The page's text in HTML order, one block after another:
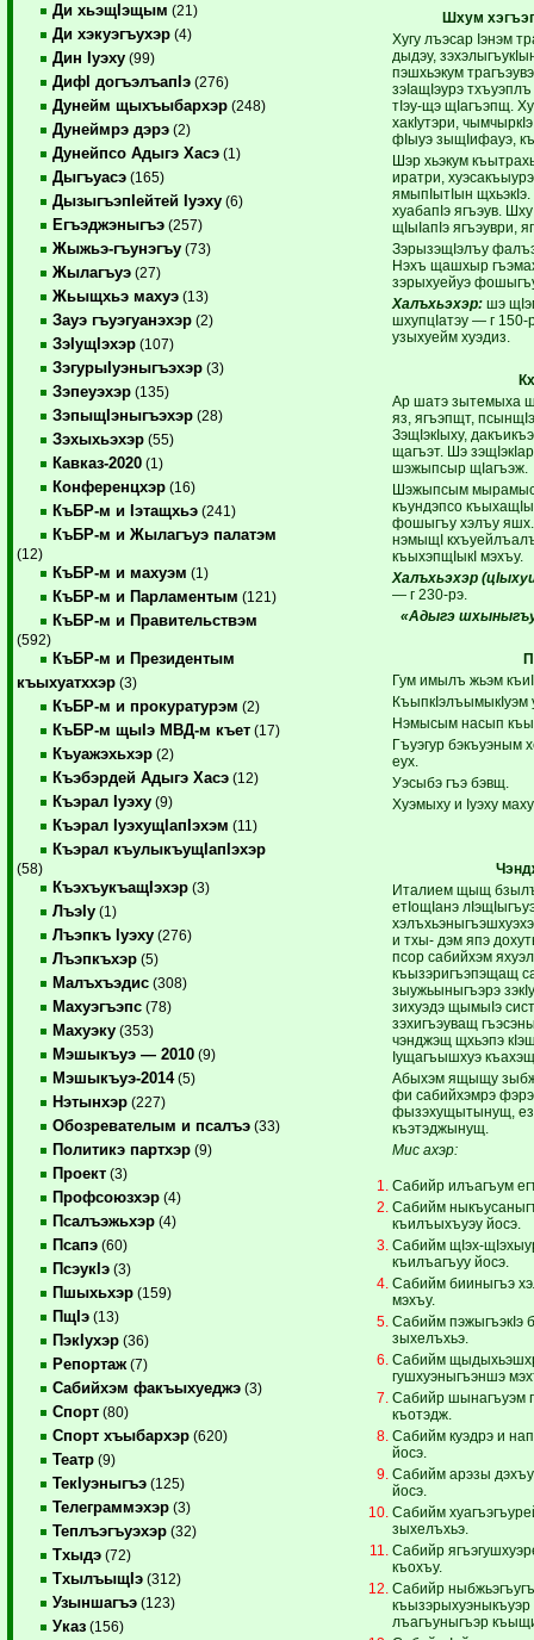
Ди хьэщIэщым (21)
Ди хэкуэгъухэр (4)
Дин Iуэху (99)
ДифI догъэлъапIэ (276)
Дунейм щыхъыбархэр (248)
Дунеймрэ дэрэ (2)
Дунейпсо Адыгэ Хасэ (1)
Дыгъуасэ (165)
ДызыгъэпIейтей Iуэху (6)
Егъэджэныгъэ (257)
Жыжьэ-гъунэгъу (73)
Жылагъуэ (27)
Жьыщхьэ махуэ (13)
Зауэ гъуэгуанэхэр (2)
ЗэIущIэхэр (107)
ЗэгурыIуэныгъэхэр (3)
Зэпеуэхэр (135)
ЗэпыщIэныгъэхэр (28)
Зэхыхьэхэр (55)
Кавказ-2020 (1)
Конференцхэр (16)
КъБР-м и Iэтащхьэ (241)
КъБР-м и Жылагъуэ палатэм
(12)
КъБР-м и махуэм (1)
КъБР-м и Парламентым (121)
КъБР-м и Правительствэм
(592)
КъБР-м и Президентым
къыхуатххэр (3)
КъБР-м и прокуратурэм (2)
КъБР-м щыIэ МВД-м къет (17)
Къуажэхьхэр (2)
Къэбэрдей Адыгэ Хасэ (12)
Къэрал Iуэху (9)
Къэрал IуэхущIапIэхэм (11)
Къэрал къулыкъущIапIэхэр
(58)
КъэхъукъащIэхэр (3)
ЛъэIу (1)
Лъэпкъ Iуэху (276)
Лъэпкъхэр (5)
Малъхъэдис (308)
Махуэгъэпс (78)
Махуэку (353)
Мэшыкъуэ — 2010 (9)
Мэшыкъуэ-2014(5)
Нэтынхэр (227)
Обозревателым и псалъэ (33)
Политикэ партхэр (9)
Проект (3)
Профсоюзхэр (4)
Псалъэжьхэр (4)
Псапэ (60)
ПсэукIэ (3)
Пшыхьхэр (159)
ПщIэ (13)
ПэкIухэр (36)
Репортаж (7)
Сабийхэм факъыхуеджэ (3)
Спорт (80)
Спорт хъыбархэр (620)
Театр (9)
ТекIуэныгъэ (125)
Телеграммэхэр (3)
Теплъэгъуэхэр (32)
Тхыдэ (72)
ТхылъыщIэ (312)
Узыншагъэ (123)
Указ (156)
Шхум
Хугу лъэсар Iэнэм
дыдэу,
пэшхьэкум
зэIащIэурэ
тIэу-щэ щIагъэпщ.
хакIутэри,
фIыуэ зыщIифауэ,
Шэр хьэкум
иратри,
ямыпIытIын
хуабапIэ ягъэув.
щIыIапIэ ягъэуври,
ЗэрызэщIэлъу фалъэ
Нэхъ щашхыр
зэрыхуейуэ
Халъхьэхэр:шэ
шхупцIатэу — г
узыхуейм хуэдиз.
Ар шатэ зытемыха
яз, ягъэпщт,
ЗэщIэкIыху,
щагъэт. Шэ
шэжыпсыр щIагъэж.
Шэжыпсым
къундэпсо
фошыгъу хэлъу яшх.
нэмыщI
къыхэпщIыкI мэхъу.
Халъхьэхэр
— г 230-рэ.
«Адыгэ
Гум имылъ жьэм
КъыпкIэлъымыкIуэм
Нэмысым насып
Гъуэгур
еух.
Уэсыбэ гъэ бэвщ.
Хуэмыху и Iуэху
Италием щыщ
етIощIанэ
и тхы- дэм япэ
псор сабийхэм
къызэригъэпэщащ
зыужьыныгъэрэ
зихуэдэ щымыIэ
зэхигъэуващ
чэнджэщ щхьэпэ
Iущагъышхуэ
Абыхэм ящыщу
фи сабийхэмрэ
фызэхущытынущ,
къэтэджынущ.
Мис ахэр:
Сабийр илъагъум
Сабийм
къилъыхъуэу йосэ.
Сабийм щIэх-
къилъагъуу йосэ.
Сабийм бииныгъэ
мэхъу.
Сабийм пэжыгъэкIэ
зыхелъхьэ.
Сабийм
гушхуэныгъэншэ
Сабийр шынагъуэм
къотэдж.
Сабийм куэдрэ и
йосэ.
Сабийм арэзы
йосэ.
Сабийм
зыхелъхьэ.
Сабийр
къохъу.
Сабийр
лъагъуныгъэр